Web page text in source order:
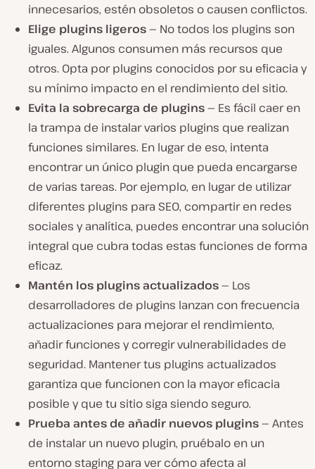
innecesarios, estén obsoletos o causen conflictos.
Elige plugins ligeros — Notodos los plugins son
iguales. Algunos consumen más recursos que
otros. Opta por plugins conocidos por su eficacia y
su mínimo impacto en el rendimiento del sitio.
Evita la sobrecarga de plugins — Es fácil caer en
la trampa de instalar varios plugins que realizan
funciones similares. En lugar de eso, intenta
encontrar un único plugin que pueda encargarse
de varias tareas. Por ejemplo, en lugar de utilizar
diferentes plugins para SEO, compartir en redes
sociales y analítica, puedes encontrar una solución
integral que cubra todas estas funciones de forma
eficaz.
Mantén los plugins actualizados — Los
desarrolladores de plugins lanzan con frecuencia
actualizaciones para mejorar el rendimiento,
añadir funciones y corregir vulnerabilidades de
seguridad. Mantener tus plugins actualizados
garantiza que funcionen con la mayor eficacia
posible y que tu sitio siga siendo seguro.
Prueba antes de añadir nuevos plugins — Antes
de instalar un nuevo plugin, pruébalo en un
entorno staging para ver cómo afecta al